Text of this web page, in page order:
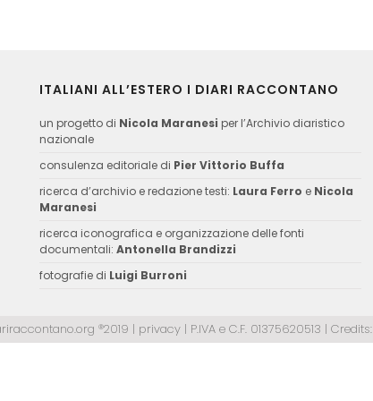
ITALIANI ALL’ESTERO I DIARI RACCONTANO
un progetto di Nicola Maranesi per l’Archivio diaristico
nazionale
consulenza editoriale di Pier Vittorio Buffa
ricerca d’archivio e redazione testi: Laura Ferro e Nicola
Maranesi
ricerca iconografica e organizzazione delle fonti
documentali: Antonella Brandizzi
fotografie di Luigi Burroni
®2019 | privacy| P.IVA e C.F. 01375620513 | Credits: